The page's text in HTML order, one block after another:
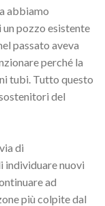
abbiamo
pozzo esistente
passato aveva
perché la
tubi. Tutto questo
del
di
individuare nuovi
ad
più colpite dal